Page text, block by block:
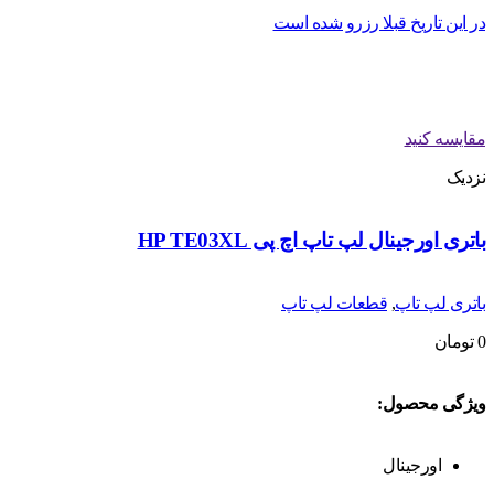
در این تاریخ قبلا رزرو شده است
مقایسه کنید
نزدیک
باتری اورجینال لپ تاپ اچ پی HP TE03XL
باتری لپ تاپ, قطعات لپ تاپ
0 تومان
ویژگی محصول:
اورجینال